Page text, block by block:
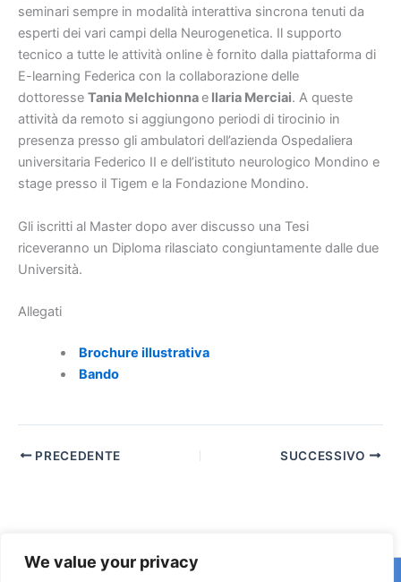
We value your privacy
seminari sempre in modalità interattiva sincrona tenuti da
esperti dei vari campi della Neurogenetica. Il supporto
tecnico a tutte le attività online è fornito dalla piattaforma di
E-learning Federica con la collaborazione delle
dottoresse Tania Melchionnae Ilaria Merciai. A queste
attività da remoto si aggiungono periodi di tirocinio in
presenza presso gli ambulatori dell’azienda Ospedaliera
universitaria Federico II e dell’istituto neurologico Mondino e
stage presso il Tigem e la Fondazione Mondino.
Gli iscritti al Master dopo aver discusso una Tesi
riceveranno un Diploma rilasciato congiuntamente dalle due
Università.
Allegati
Brochure illustrativa
Bando
PRECEDENTE SUCCESSIVO